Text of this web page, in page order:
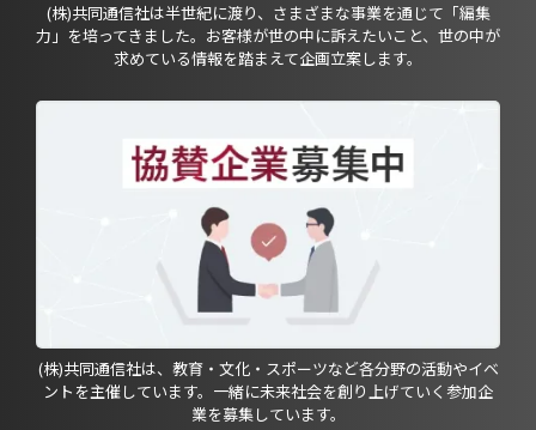
(株)共同通信社は半世紀に渡り、さまざまな事業を通じて「編集
力」を培ってきました。お客様が世の中に訴えたいこと、世の中が
求めている情報を踏まえて企画立案します。
(株)共同通信社は、教育・文化・スポーツなど各分野の活動やイベ
ントを主催しています。一緒に未来社会を創り上げていく参加企
業を募集しています。